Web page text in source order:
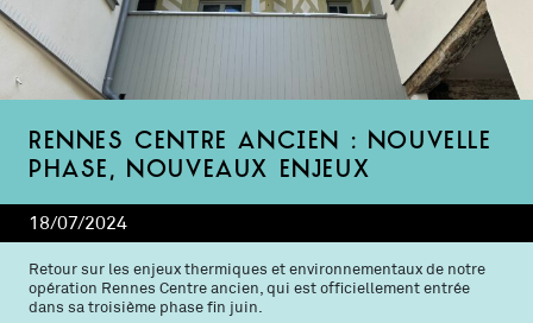
Rennes Centre ancien : nouvelle
phase, nouveaux enjeux
18/07/2024
Retour sur les enjeux thermiques et environnementaux de notre
opération Rennes Centre ancien, qui est officiellement entrée
dans sa troisième phase fin juin.